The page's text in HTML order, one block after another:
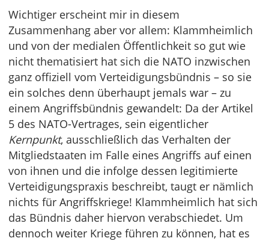
Wichtiger erscheint mir in diesem
Zusammenhang aber vor allem: Klammheimlich
und von der medialen Öffentlichkeit so gut wie
nicht thematisiert hat sich die NATO inzwischen
ganz offiziell vom Verteidigungsbündnis – so sie
ein solches denn überhaupt jemals war – zu
einem Angriffsbündnis gewandelt: Da der Artikel
5 des NATO-Vertrages, sein eigentlicher
Kernpunkt, ausschließlich das Verhalten der
Mitgliedstaaten im Falle eines Angriffs auf einen
von ihnen und die infolge dessen legitimierte
Verteidigungspraxis beschreibt, taugt er nämlich
nichts für Angriffskriege! Klammheimlich hat sich
das Bündnis daher hiervon verabschiedet. Um
dennoch weiter Kriege führen zu können, hat es